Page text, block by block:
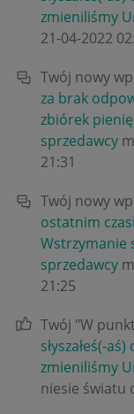
zmieniliśmy
‎21-04-2022
Twój nowy
za brak
zbiórek
sprzedawcy
21:31
Twój nowy
ostatnim
Wstrzymanie
sprzedawcy
21:25
Twój "W
słyszałeś(-
zmieniliśmy
niesie światu